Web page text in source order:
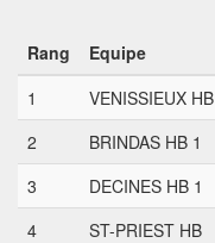
Rang Equipe
1
VENISSIEUX HB
2
BRINDAS HB 1
3
DECINES HB 1
4
ST-PRIEST HB